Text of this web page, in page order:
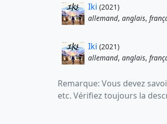
Iki (2021)
allemand, anglais,
Iki (2021)
allemand, anglais,
Remarque: Vous devez
etc. Vérifiez toujours la